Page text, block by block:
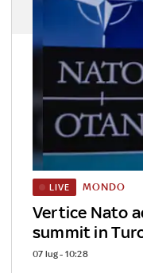
Vertice Nato
summit in
LIVE MONDO
07 lug - 10:28